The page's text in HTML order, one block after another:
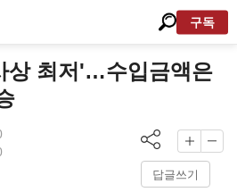
구독
상 최저'…수입금액은
답글쓰기